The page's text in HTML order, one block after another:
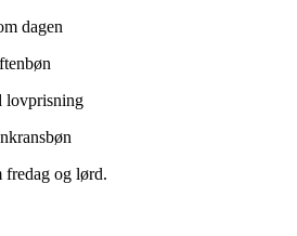
dagen
lovprisning
fredag og lørd.